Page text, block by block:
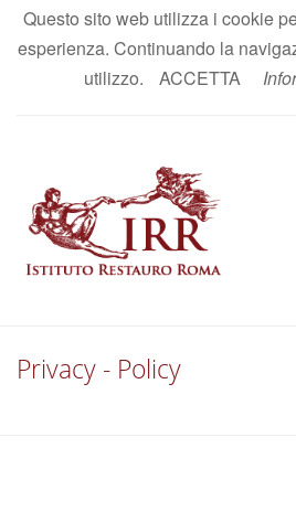
Questo sito web utilizza i cookie
esperienza. Continuando la
utilizzo.
ACCETTA
AREA RISERVATA
Privacy - Policy